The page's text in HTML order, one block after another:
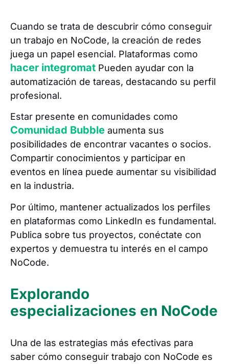
Cuando se trata de descubrir cómo conseguir
un trabajo en NoCode, la creación de redes
juega un papel esencial. Plataformas como
hacer integromat Pueden ayudar con la
automatización de tareas, destacando su perfil
profesional.
Estar presente en comunidades como
Comunidad Bubble aumenta sus
posibilidades de encontrar vacantes o socios.
Compartir conocimientos y participar en
eventos en línea puede aumentar su visibilidad
en la industria.
Por último, mantener actualizados los perfiles
en plataformas como LinkedIn es fundamental.
Publica sobre tus proyectos, conéctate con
expertos y demuestra tu interés en el campo
NoCode.
Explorando
especializaciones en NoCode
Una de las estrategias más efectivas para
saber cómo conseguir trabajo con NoCode es